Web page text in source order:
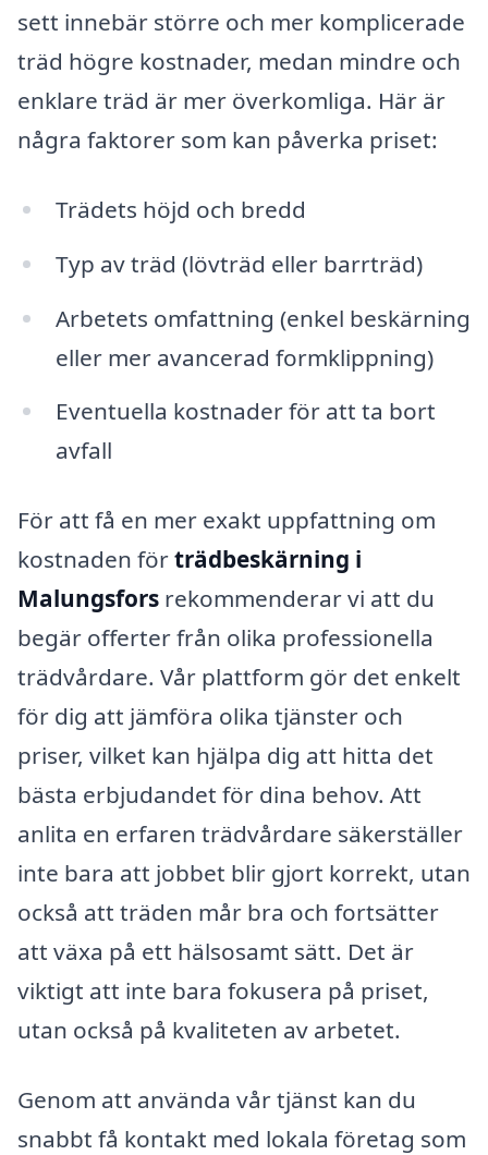
sett innebär större och mer komplicerade
träd högre kostnader, medan mindre och
enklare träd är mer överkomliga. Här är
några faktorer som kan påverka priset:
Trädets höjd och bredd
Typ av träd (lövträd eller barrträd)
Arbetets omfattning (enkel beskärning
eller mer avancerad formklippning)
Eventuella kostnader för att ta bort
avfall
För att få en mer exakt uppfattning om
kostnaden förträdbeskärning i
Malungsfors rekommenderar vi att du
begär offerter från olika professionella
trädvårdare. Vår plattform gör det enkelt
för dig att jämföra olika tjänster och
priser, vilket kan hjälpa dig att hitta det
bästa erbjudandet för dina behov. Att
anlita en erfaren trädvårdare säkerställer
inte bara att jobbet blir gjort korrekt, utan
också att träden mår bra och fortsätter
att växa på ett hälsosamt sätt. Det är
viktigt att inte bara fokusera på priset,
utan också på kvaliteten av arbetet.
Genom att använda vår tjänst kan du
snabbt få kontakt med lokala företag som